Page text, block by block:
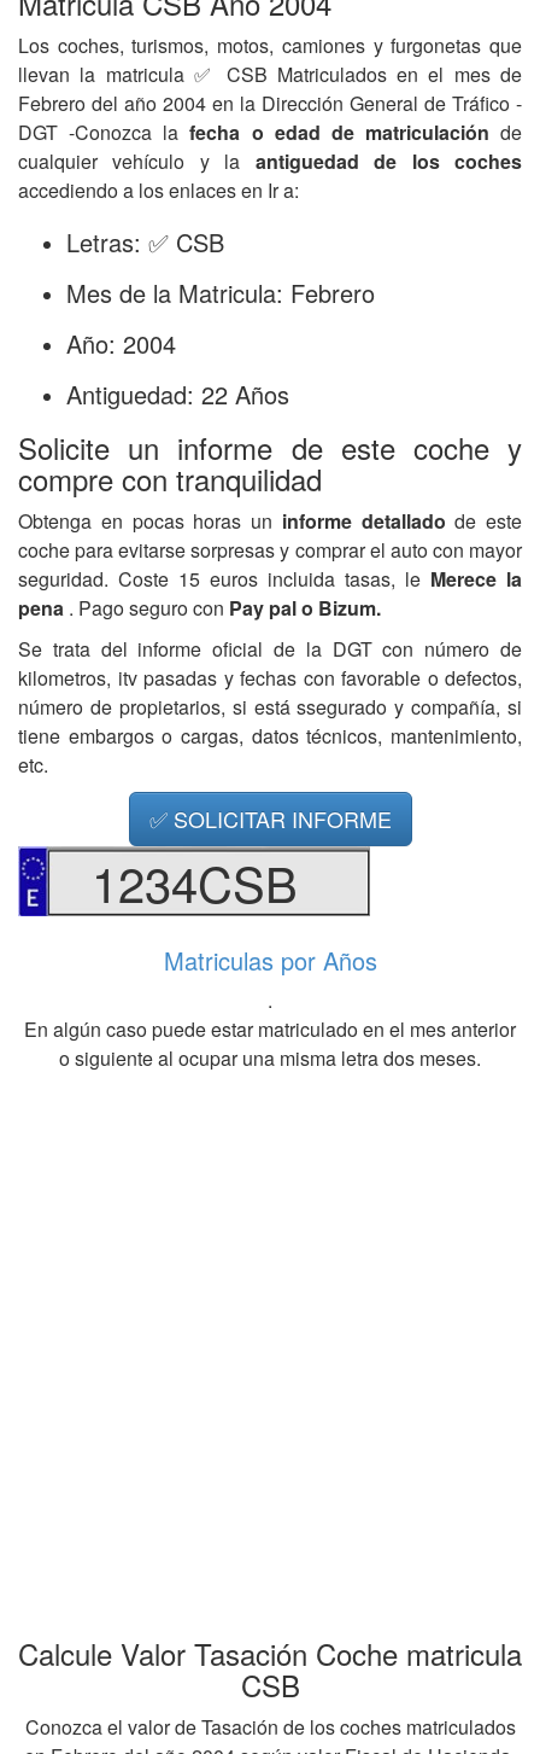
Los coches, turismos, motos, camiones y furgonetas que
llevan la matricula ✅ CSB Matriculados en el mes de
Febrero del año 2004 en la Dirección General de Tráfico -
DGT -Conozca lafecha o edad de matriculación de
cualquier vehículo y la antiguedad de los coches
accediendo a los enlaces en Ir a:
Letras: ✅ CSB
Mes de la Matricula: Febrero
Año: 2004
Antiguedad: 22 Años
Solicite un informe de este coche y
compre con tranquilidad
Obtenga en pocas horas un informe detalladode este
coche para evitarse sorpresas y comprar el auto con mayor
seguridad. Coste 15 euros incluida tasas, le Merece la
pena . Pago seguro con Pay pal o Bizum.
Se trata del informe oficial de la DGT con número de
kilometros, itv pasadas y fechas con favorable o defectos,
número de propietarios, si está ssegurado y compañía, si
tiene embargos o cargas, datos técnicos, mantenimiento,
etc.
✅ SOLICITAR INFORME
1234CSB
Matriculas por Años
.
En algún caso puede estar matriculado en el mes anterior
o siguiente al ocupar una misma letra dos meses.
Calcule Valor Tasación Coche matricula
CSB
Conozca el valor de Tasación de los coches matriculados